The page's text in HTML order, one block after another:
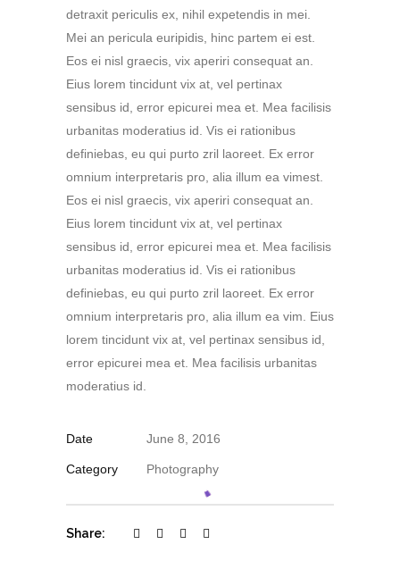
detraxit periculis ex, nihil expetendis in mei.
Mei an pericula euripidis, hinc partem ei est.
Eos ei nisl graecis, vix aperiri consequat an.
Eius lorem tincidunt vix at, vel pertinax
sensibus id, error epicurei mea et. Mea facilisis
urbanitas moderatius id. Vis ei rationibus
definiebas, eu qui purto zril laoreet. Ex error
omnium interpretaris pro, alia illum ea vimest.
Eos ei nisl graecis, vix aperiri consequat an.
Eius lorem tincidunt vix at, vel pertinax
sensibus id, error epicurei mea et. Mea facilisis
urbanitas moderatius id. Vis ei rationibus
definiebas, eu qui purto zril laoreet. Ex error
omnium interpretaris pro, alia illum ea vim. Eius
lorem tincidunt vix at, vel pertinax sensibus id,
error epicurei mea et. Mea facilisis urbanitas
moderatius id.
Date June 8, 2016
Category Photography
Share: